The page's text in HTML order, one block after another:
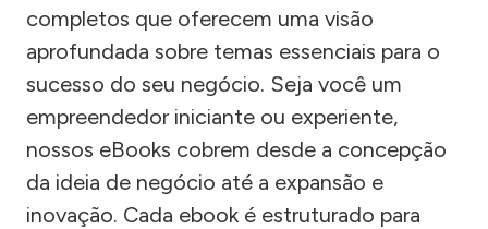
completos que oferecem uma visão
aprofundada sobre temas essenciais para o
sucesso do seu negócio. Seja você um
empreendedor iniciante ou experiente,
nossos eBooks cobrem desde a concepção
da ideia de negócio até a expansão e
inovação. Cada ebook é estruturado para